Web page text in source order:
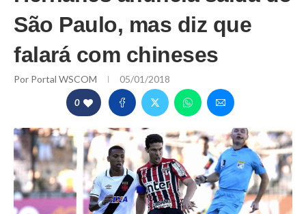
São Paulo, mas diz que
falará com chineses
Por Portal WSCOM 05/01/2018
0